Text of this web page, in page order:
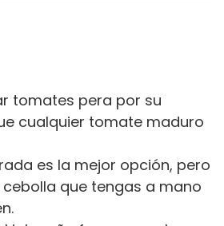
tomates pera por su
cualquier tomate maduro
es la mejor opción, pero
que tengas a mano